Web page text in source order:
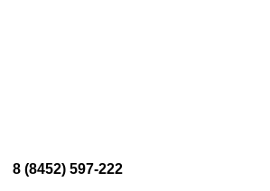
8 (8452) 597-222